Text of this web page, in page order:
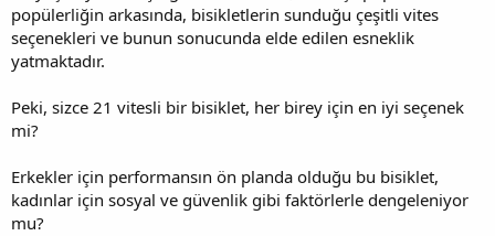
popülerliğin arkasında, bisikletlerin sunduğu çeşitli vites
seçenekleri ve bunun sonucunda elde edilen esneklik
yatmaktadır.
Peki, sizce 21 vitesli bir bisiklet, her birey için en iyi seçenek
mi?
Erkekler için performansın ön planda olduğu bu bisiklet,
kadınlar için sosyal ve güvenlik gibi faktörlerle dengeleniyor
mu?